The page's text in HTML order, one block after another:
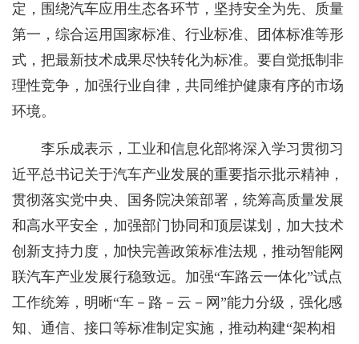
定，围绕汽车应用生态各环节，坚持安全为先、质量
第一，综合运用国家标准、行业标准、团体标准等形
式，把最新技术成果尽快转化为标准。要自觉抵制非
理性竞争，加强行业自律，共同维护健康有序的市场
环境。
李乐成表示，工业和信息化部将深入学习贯彻习
近平总书记关于汽车产业发展的重要指示批示精神，
贯彻落实党中央、国务院决策部署，统筹高质量发展
和高水平安全，加强部门协同和顶层谋划，加大技术
创新支持力度，加快完善政策标准法规，推动智能网
联汽车产业发展行稳致远。加强“车路云一体化”试点
工作统筹，明晰“车－路－云－网”能力分级，强化感
知、通信、接口等标准制定实施，推动构建“架构相